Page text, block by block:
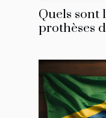
Quels sont
prothèses